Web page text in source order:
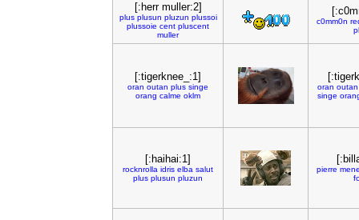
[:herr muller:2]
plus plusun pluzun plussoi
plussoie cent pluscent
muller
c0mm0n
[:tigerknee_:1]
oran outan plus singe
orang calme oklm
oran outan
singe
[:haihai:1]
rocknrolla idris elba salut
plus plusun pluzun
pierre